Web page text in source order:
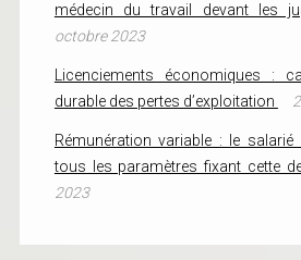
médecin du travail devant les
octobre 2023
Licenciements économiques :
durable des pertes d’exploitation
Rémunération variable : le
tous les paramètres fixant cette
2023